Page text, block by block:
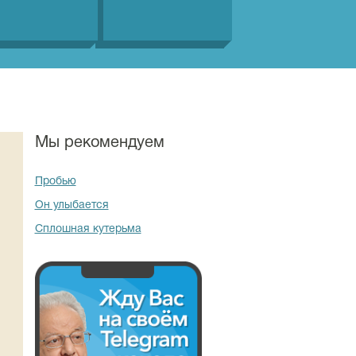
Мы рекомендуем
Пробью
Он улыбается
Сплошная кутерьма